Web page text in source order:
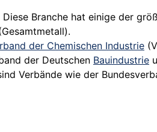
Diese Branche hat einige der
der Chemischen Industrie
der Deutschen Bauindustrie
Verbände wie der